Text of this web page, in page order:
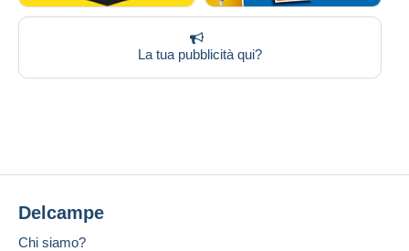
La tua pubblicità qui?
Delcampe
Chi siamo?